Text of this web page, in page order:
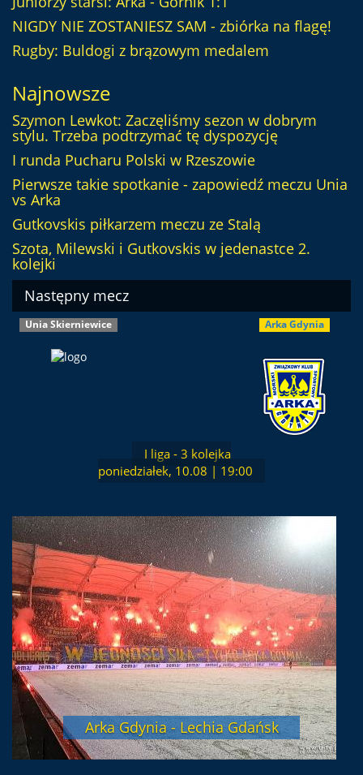
NIGDY NIE ZOSTANIESZ SAM - zbiórka na flagę!
Rugby: Buldogi z brązowym medalem
Najnowsze
Szymon Lewkot: Zaczęliśmy sezon w dobrym
stylu. Trzeba podtrzymać tę dyspozycję
I runda Pucharu Polski w Rzeszowie
Pierwsze takie spotkanie - zapowiedź meczu Unia
vs Arka
Gutkovskis piłkarzem meczu ze Stalą
Szota, Milewski i Gutkovskis w jedenastce 2.
kolejki
Następny mecz
Unia Skierniewice Arka Gdynia
I liga - 3 kolejka
poniedziałek, 10.08 | 19:00
Arka Gdynia - Lechia Gdańsk